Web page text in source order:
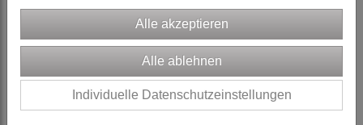
Individuelle Datenschutzeinstellungen